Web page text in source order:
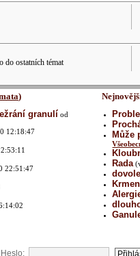
do ostatních témat
)
granulí od
12:18:47
22:51:47
Může
Rada
Heslo: